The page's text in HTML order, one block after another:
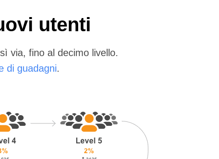
utenti
via, fino al decimo livello.
di guadagni.